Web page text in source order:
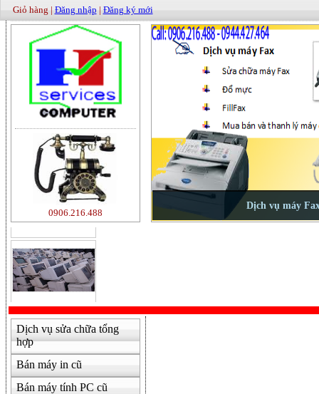
Giỏ hàng | Đăng nhập | Đăng ký mới
0906.216.488
Dịch vụ sửa chữa tổng
hợp
Bán máy in cũ
Bán máy tính PC cũ